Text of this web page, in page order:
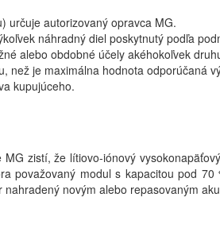
určuje autorizovaný opravca MG.
náhradný diel poskytnutý podľa
alebo obdobné účely akéhokoľvek
než je maximálna hodnota odporúčaná
kupujúceho.
zistí, že lítiovo-iónový
považovaný modul s kapacitou pod
novým alebo repasovaným